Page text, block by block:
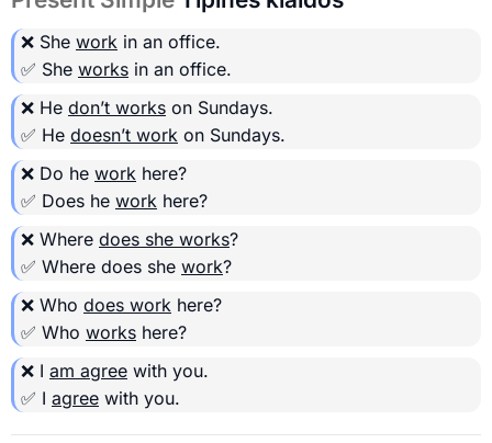
❌ She work in an office.
✅ She works in an office.
❌ He don’t works on Sundays.
✅ He doesn’t work on Sundays.
❌ Do he work here?
✅ Does he work here?
❌ Where does she works?
✅ Where does she work?
❌ Who does work here?
✅ Who works here?
❌ I am agree with you.
✅ I agree with you.